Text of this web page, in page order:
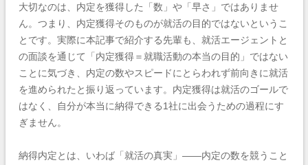
大切なのは、内定を獲得した「数」や「早さ」ではありませ
ん。つまり、内定獲得そのものが就活の目的ではないというこ
とです。実際に本記事で紹介する先輩も、就活エージェントと
の面談を通じて「内定獲得＝就職活動の本当の目的」ではない
ことに気づき、内定の数やスピードにとらわれず前向きに就活
を進められたと振り返っています。内定獲得は就活のゴールで
はなく、自分が本当に納得できる1社に出会うための過程にす
ぎません。
納得内定とは、いわば「就活の真実」——内定の数を競うこと